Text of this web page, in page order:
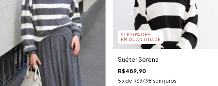
ATÉ 20% OFF
EM QUANTIDADE
Suéter Serena
R$489,90
5 x de R$97,98 sem juros